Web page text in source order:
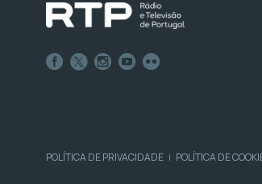
POLÍTICA DE PRIVACIDADE | POLÍTICA DE